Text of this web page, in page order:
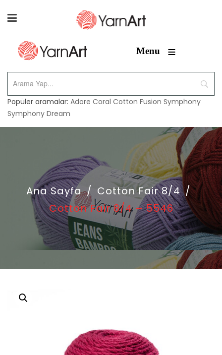
Menu ≡
Popüler aramalar: Adore Coral Cotton Fusion Symphony
Symphony Dream
Ana Sayfa / Cotton Fair 8/4 /
Cotton Fair 8/4 – 5546